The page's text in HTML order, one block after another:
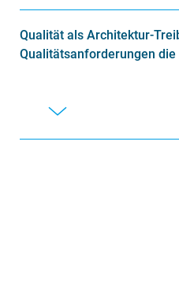
Qualität als Architektur-
Qualitätsanforderungen